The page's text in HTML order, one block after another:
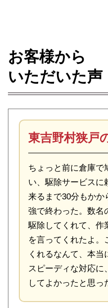
お客様から
いただいた声
東吉野村狭戸
ちょっと前に倉庫で
い、駆除サービスに
来るまで30分もかか
強で終わった。数名
駆除してくれて、作
を言ってくれたよ。
くれるなんて、本
スピーディな対応に
してよかったと思っ